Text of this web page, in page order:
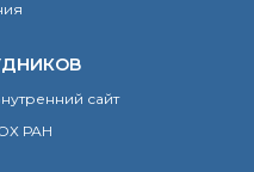
сайт
РАН